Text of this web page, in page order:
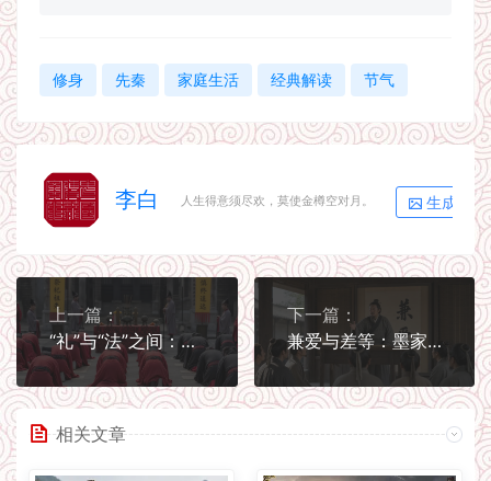
修身 先秦 家庭生活 经典解读 节气
李白 人生得意须尽欢，莫使金樽空对月。 生成海报
上一篇：
“礼”与“法”之间：秩序如何兼顾情理
下一篇：
兼爱与差等：墨家对儒家伦理的根本挑战
相关文章